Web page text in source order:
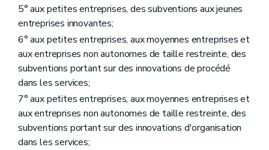
5° aux petites entreprises, des subventions aux jeunes
entreprises innovantes;
6° aux petites entreprises, aux moyennes entreprises et
aux entreprises non autonomes de taille restreinte, des
subventions portant sur des innovations de procédé
dans les services;
7° aux petites entreprises, aux moyennes entreprises et
aux entreprises non autonomes de taille restreinte, des
subventions portant sur des innovations d'organisation
dans les services;